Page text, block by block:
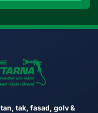
tak, fasad, golv &